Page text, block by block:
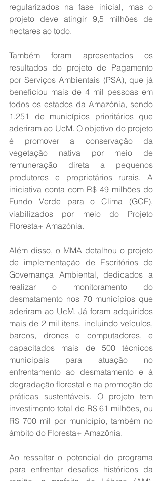
regularizados na fase inicial, mas o
projeto deve atingir 9,5 milhões de
hectares ao todo.
Também foram apresentados os
resultados do projeto de Pagamento
por Serviços Ambientais (PSA), que já
beneficiou mais de 4 mil pessoas em
todos os estados da Amazônia, sendo
1.251 de municípios prioritários que
aderiram ao UcM. O objetivo do projeto
é promover a conservação da
vegetação nativa por meio de
remuneração direta a pequenos
produtores e proprietários rurais. A
iniciativa conta com R$ 49 milhões do
Fundo Verde para o Clima (GCF),
viabilizados por meio do Projeto
Floresta+ Amazônia.
Além disso, o MMA detalhou o projeto
de implementação de Escritórios de
Governança Ambiental, dedicados a
realizar o monitoramento do
desmatamento nos 70 municípios que
aderiram ao UcM. Já foram adquiridos
mais de 2 mil itens, incluindo veículos,
barcos, drones e computadores, e
capacitados mais de 500 técnicos
municipais para atuação no
enfrentamento ao desmatamento e à
degradação florestal e na promoção de
práticas sustentáveis. O projeto tem
investimento total de R$ 61 milhões, ou
R$ 700 mil por município, também no
âmbito do Floresta+ Amazônia.
Ao ressaltar o potencial do programa
para enfrentar desafios históricos da